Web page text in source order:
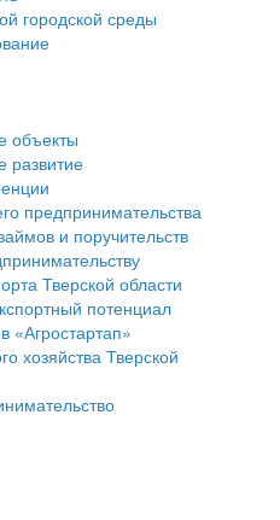
области
округа
ранее учтенных
субъектов малого и
субъектов малого и
городской среды
объекты
развитие
предпринимательства
и поручительств
Тверской области
потенциал
«Агростартап»
хозяйства Тверской